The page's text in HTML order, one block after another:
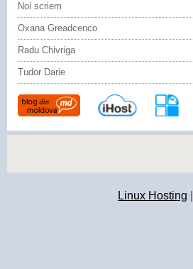
Noi scriem
Oxana Greadcenco
Radu Chivriga
Tudor Darie
Linux Hosting